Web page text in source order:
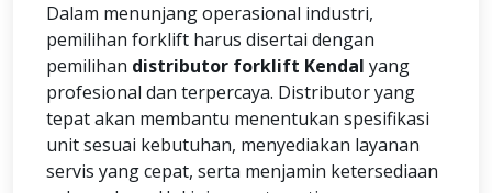
Dalam menunjang operasional industri,
pemilihan forklift harus disertai dengan
pemilihan distributor forklift Kendal yang
profesional dan terpercaya. Distributor yang
tepat akan membantu menentukan spesifikasi
unit sesuai kebutuhan, menyediakan layanan
servis yang cepat, serta menjamin ketersediaan